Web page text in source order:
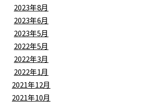
2023年8月
2023年6月
2023年5月
2022年5月
2022年3月
2022年1月
2021年12月
2021年10月